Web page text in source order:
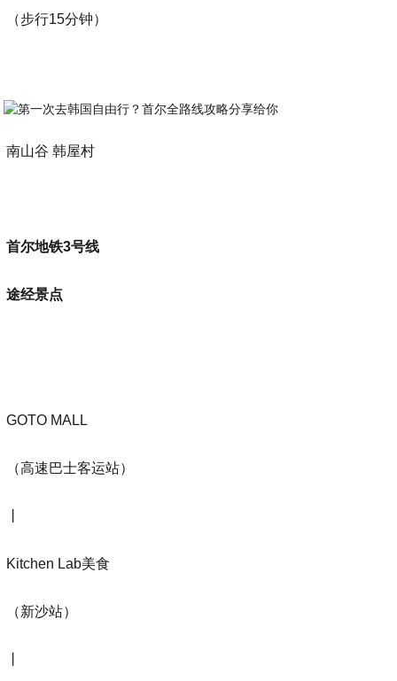
（步行15分钟）
南山谷 韩屋村
首尔地铁3号线
途经景点
GOTO MALL
（高速巴士客运站）
Kitchen Lab美食
（新沙站）